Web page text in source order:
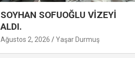
SOYHAN SOFUOĞLU VİZEYİ
ALDI.
Ağustos 2, 2026 Yaşar Durmuş